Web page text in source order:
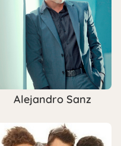
Alejandro Sanz